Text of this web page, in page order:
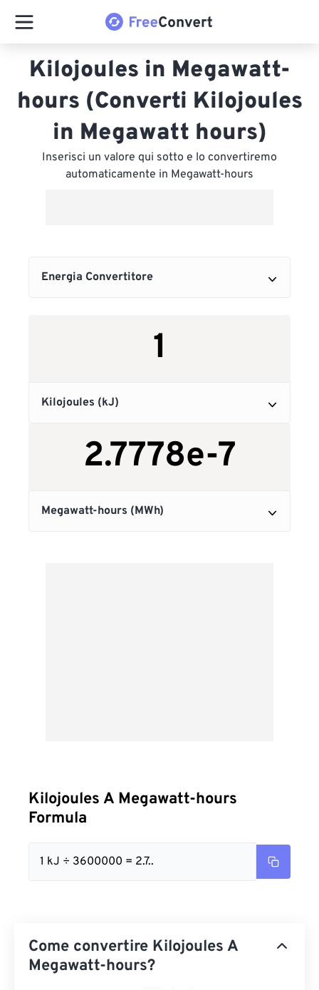
Kilojoules in Megawatt-
hours (Converti Kilojoules
in Megawatt hours)
Inserisci un valore qui sotto e lo convertiremo
automaticamente in Megawatt-hours
Kilojoules A Megawatt-hours
Formula
1 kJ ÷ 3600000 = 2.7..
Come convertire Kilojoules A
Megawatt-hours?